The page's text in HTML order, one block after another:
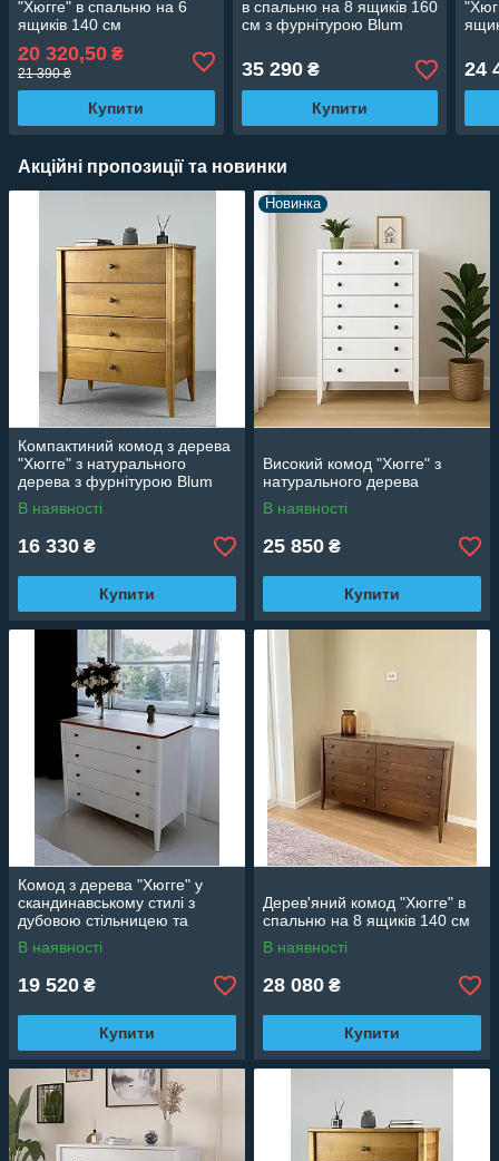
"Хюгге" в спальню на 6
ящиків 140 см
20 320,50 ₴
21 390 ₴
Купити
в спальню на 8 ящиків 160
см з фурнітурою Blum
35 290₴
Купити
24
Акційні пропозиції та новинки
Компактиний комод з дерева
"Хюгге" з натурального
дерева з фурнітурою Blum
В наявності
16 330 ₴
Купити
Новинка
Високий комод "Хюгге" з
натурального дерева
В наявності
25 850 ₴
Купити
Комод з дерева "Хюгге" у
скандинавському стилі з
дубовою стільницею та
фурнітурою Blum
В наявності
19 520 ₴
Купити
Дерев'яний комод "Хюгге" в
спальню на 8 ящиків 140 см
В наявності
28 080 ₴
Купити